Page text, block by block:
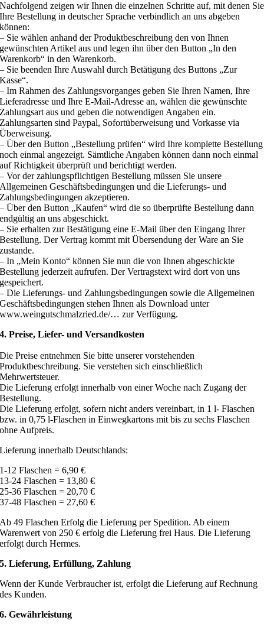
Nachfolgend zeigen wir Ihnen die einzelnen Schritte auf, mit denen Sie
Ihre Bestellung in deutscher Sprache verbindlich an uns abgeben
können:
– Sie wählen anhand der Produktbeschreibung den von Ihnen
gewünschten Artikel aus und legen ihn über den Button „In den
Warenkorb“ in den Warenkorb.
– Sie beenden Ihre Auswahl durch Betätigung des Buttons „Zur
Kasse“.
– Im Rahmen des Zahlungsvorganges geben Sie Ihren Namen, Ihre
Lieferadresse und Ihre E-Mail-Adresse an, wählen die gewünschte
Zahlungsart aus und geben die notwendigen Angaben ein.
Zahlungsarten sind Paypal, Sofortüberweisung und Vorkasse via
Überweisung.
– Über den Button „Bestellung prüfen“ wird Ihre komplette Bestellung
noch einmal angezeigt. Sämtliche Angaben können dann noch einmal
auf Richtigkeit überprüft und berichtigt werden.
– Vor der zahlungspflichtigen Bestellung müssen Sie unsere
Allgemeinen Geschäftsbedingungen und die Lieferungs- und
Zahlungsbedingungen akzeptieren.
– Über den Button „Kaufen“ wird die so überprüfte Bestellung dann
endgültig an uns abgeschickt.
– Sie erhalten zur Bestätigung eine E-Mail über den Eingang Ihrer
Bestellung. Der Vertrag kommt mit Übersendung der Ware an Sie
zustande.
– In „Mein Konto“ können Sie nun die von Ihnen abgeschickte
Bestellung jederzeit aufrufen. Der Vertragstext wird dort von uns
gespeichert.
– Die Lieferungs- und Zahlungsbedingungen sowie die Allgemeinen
Geschäftsbedingungen stehen Ihnen als Download unter
www.weingutschmalzried.de/… zur Verfügung.
4. Preise, Liefer- und Versandkosten
Die Preise entnehmen Sie bitte unserer vorstehenden
Produktbeschreibung. Sie verstehen sich einschließlich
Mehrwertsteuer.
Die Lieferung erfolgt innerhalb von einer Woche nach Zugang der
Bestellung.
Die Lieferung erfolgt, sofern nicht anders vereinbart, in 1 l- Flaschen
bzw. in 0,75 l-Flaschen in Einwegkartons mit bis zu sechs Flaschen
ohne Aufpreis.
Lieferung innerhalb Deutschlands:
1-12 Flaschen = 6,90 €
13-24 Flaschen = 13,80 €
25-36 Flaschen = 20,70 €
37-48 Flaschen = 27,60 €
Ab 49 Flaschen Erfolg die Lieferung per Spedition. Ab einem
Warenwert von 250 € erfolg die Lieferung frei Haus. Die Lieferung
erfolgt durch Hermes.
5. Lieferung, Erfüllung, Zahlung
Wenn der Kunde Verbraucher ist, erfolgt die Lieferung auf Rechnung
des Kunden.
6. Gewährleistung